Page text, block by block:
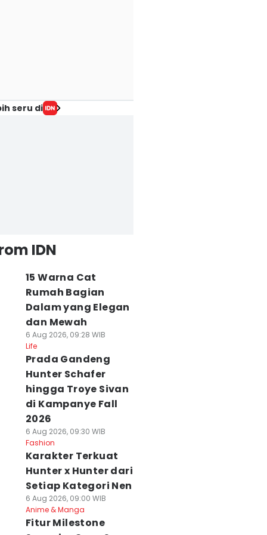
seru di
IDN
15 Warna Cat
Rumah Bagian
Dalam yang Elegan
dan Mewah
6 Aug 2026, 09:28 WIB
Life
Prada Gandeng
Hunter Schafer
hingga Troye Sivan
di Kampanye Fall
2026
6 Aug 2026, 09:30 WIB
Fashion
Karakter Terkuat
Hunter x Hunter dari
Setiap Kategori Nen
6 Aug 2026, 09:00 WIB
Anime & Manga
Fitur Milestone